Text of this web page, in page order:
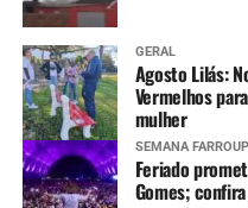
GERAL
Agosto Lilás:
Vermelhos
mulher
SEMANA
Feriado
Gomes;